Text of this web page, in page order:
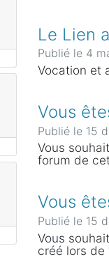
Le Lien
Publié le 4
Vocation et
Vous
Publié le 15
Vous
forum de
Vous
Publié le 15
Vous
créé lors de